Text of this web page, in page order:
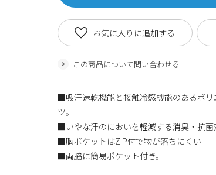
この商品について問い合わせる
お気に入りに追加する
■吸汗速乾機能と接触冷感機能のあるポ
ツ。
■いやな汗のにおいを軽減する消臭・抗菌
■胸ポケットはZIP付で物が落ちにくい
■両脇に簡易ポケット付き。